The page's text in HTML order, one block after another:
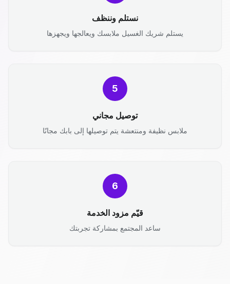
نستلم وننظف
يستلم شريك الغسيل ملابسك ويعالجها ويجهزها
5
توصيل مجاني
ملابس نظيفة ومنتعشة يتم توصيلها إلى بابك مجانًا
6
قيّم مزود الخدمة
ساعد المجتمع بمشاركة تجربتك